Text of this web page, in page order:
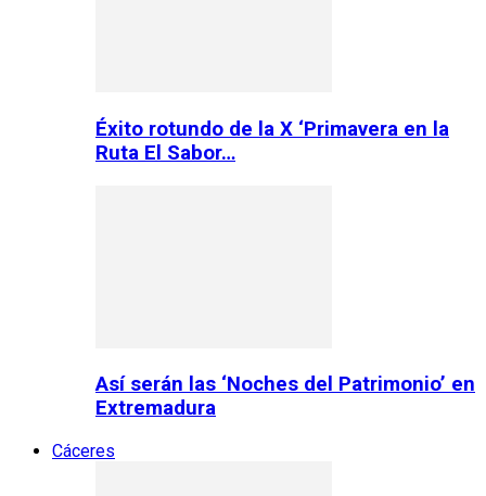
Éxito rotundo de la X ‘Primavera en la
Ruta El Sabor…
Así serán las ‘Noches del Patrimonio’ en
Extremadura
Cáceres